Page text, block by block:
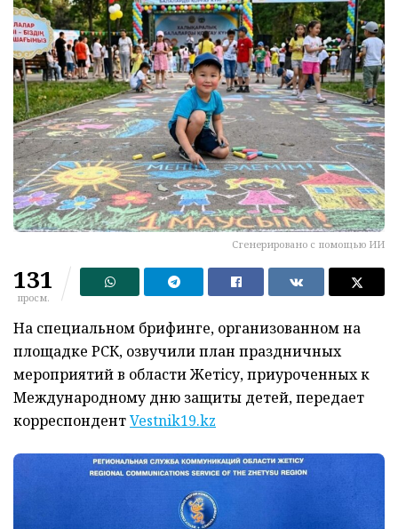
Сгенерировано с помощью ИИ
131
просм.
На специальном брифинге, организованном на
площадке РСК, озвучили план праздничных
мероприятий в области Жетiсу, приуроченных к
Международному дню защиты детей, передает
корреспондентVestnik19.kz